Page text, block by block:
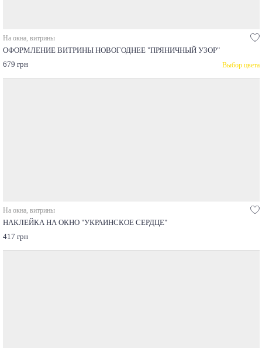
На окна, витрины
ОФОРМЛЕНИЕ ВИТРИНЫ НОВОГОДНЕЕ "ПРЯНИЧНЫЙ УЗОР"
679 грн
Выбор цвета
На окна, витрины
НАКЛЕЙКА НА ОКНО "УКРАИНСКОЕ СЕРДЦЕ"
417 грн